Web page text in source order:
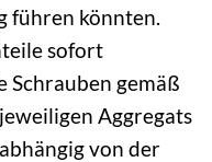
führen könnten.
sofort
Schrauben gemäß
Aggregats
von der